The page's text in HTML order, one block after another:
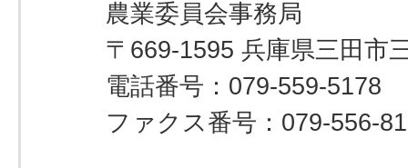
農業委員会事務局
〒669-1595 兵庫県三田市
電話番号：079-559-5178
ファクス番号：079-556-